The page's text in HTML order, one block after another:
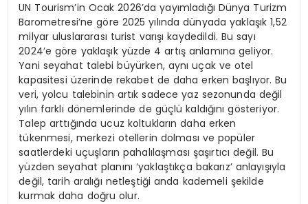
UN Tourism’in Ocak 2026’da yayımladığı Dünya Turizm
Barometresi’ne göre 2025 yılında dünyada yaklaşık 1,52
milyar uluslararası turist varışı kaydedildi. Bu sayı
2024’e göre yaklaşık yüzde 4 artış anlamına geliyor.
Yani seyahat talebi büyürken, aynı uçak ve otel
kapasitesi üzerinde rekabet de daha erken başlıyor. Bu
veri, yolcu talebinin artık sadece yaz sezonunda değil
yılın farklı dönemlerinde de güçlü kaldığını gösteriyor.
Talep arttığında ucuz koltukların daha erken
tükenmesi, merkezi otellerin dolması ve popüler
saatlerdeki uçuşların pahalılaşması şaşırtıcı değil. Bu
yüzden seyahat planını ‘yaklaştıkça bakarız’ anlayışıyla
değil, tarih aralığı netleştiği anda kademeli şekilde
kurmak daha doğru olur.